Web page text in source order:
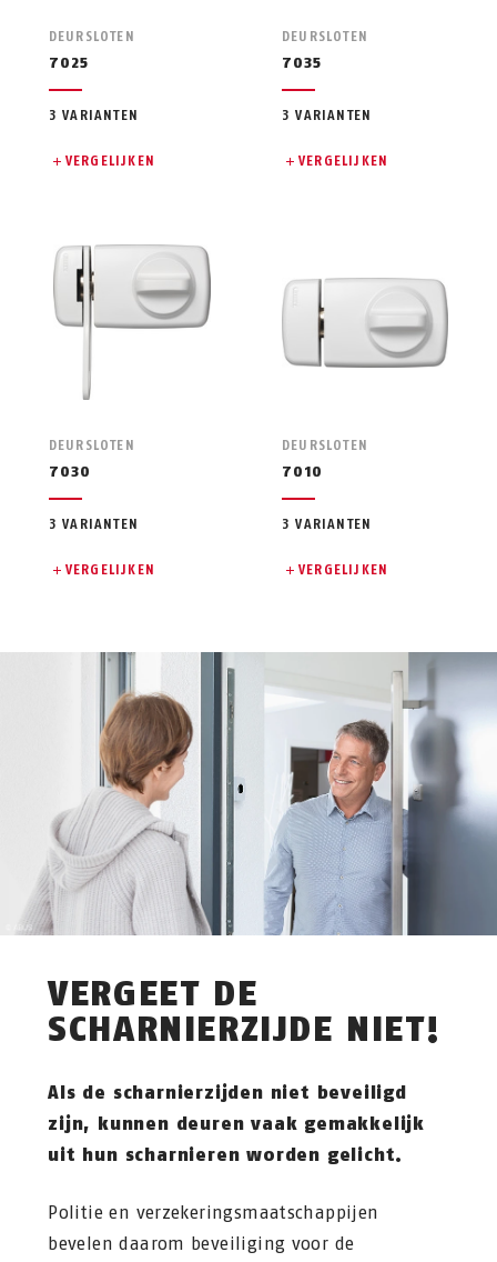
DEURSLOTEN
7025
3 VARIANTEN
VERGELIJKEN
DEURSLOTEN
7035
3 VARIANTEN
VERGELIJKEN
DEURSLOTEN
7030
3 VARIANTEN
VERGELIJKEN
DEURSLOTEN
7010
3 VARIANTEN
VERGELIJKEN
VERGEET DE
SCHARNIERZIJDE NIET!
Als de scharnierzijden niet beveiligd
zijn, kunnen deuren vaak gemakkelijk
uit hun scharnieren worden gelicht.
Politie en verzekeringsmaatschappijen
bevelen daarom beveiliging voor de